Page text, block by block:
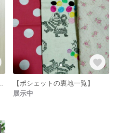
【ポシェットの裏地一覧】
展示中